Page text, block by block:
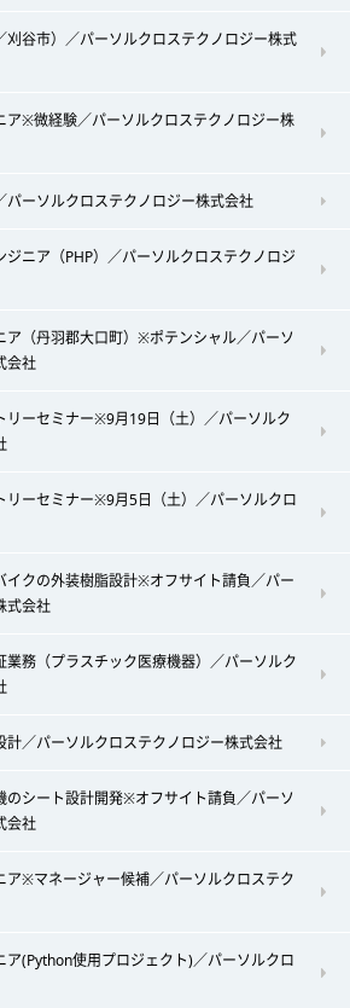
刈谷市）／パーソルクロステクノロジー株式
ア※微経験／パーソルクロステクノロジー株
パーソルクロステクノロジー株式会社
ジニア（PHP）／パーソルクロステクノロジ
ア（丹羽郡大口町）※ポテンシャル／パーソ
会社
リーセミナー※9月19日（土）／パーソルク
リーセミナー※9月5日（土）／パーソルクロ
イクの外装樹脂設計※オフサイト請負／パー
式会社
業務（プラスチック医療機器）／パーソルク
計／パーソルクロステクノロジー株式会社
のシート設計開発※オフサイト請負／パーソ
会社
ア※マネージャー候補／パーソルクロステク
ア(Python使用プロジェクト)／パーソルクロ